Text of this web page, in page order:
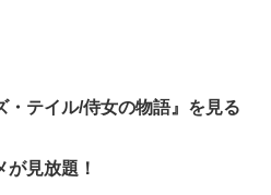
・テイル/侍女の物語』を見る
が見放題！